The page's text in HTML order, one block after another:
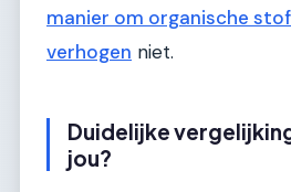
manier om organische
verhogen niet.
Duidelijke
jou?